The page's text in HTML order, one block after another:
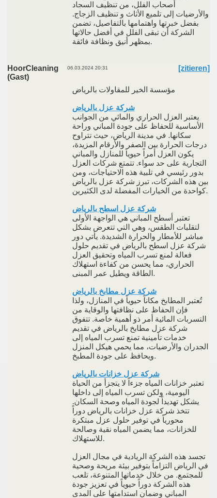
أصحاب الفلل، من تنظيف السجاد
والأرضيات إلى تلميع الأثاث و تنظيف الزجاج.
بفضل خبرتها واهتمامها بالتفاصيل، تضمن
الشركة أن تبقى الفلل في أفضل حالاتها
بمظهر أنيق ونظافة فائقة.
HoorCleaning
(Gast)
06.03.2024 20:31 [zitieren]
مؤسسة الخير للمقاولات بالرياض
شركة عزل بالرياض
يعتبر العزل الحراري والمائي من الجوانب
الأساسية للحفاظ على جودة المباني وراحة
سكانها. في مدينة الرياض، حيث تتراوح
درجات الحرارة بين الصفر والأرقام المزيدة،
يكون العزل أمراً حيوياً للمنازل والمباني
التجارية على حد سواء. تتمتع شركات العزل
بدور رئيسي في تلبية هذه الاحتياجات، ومن
بين هذه الشركات، تبرز شركة عزل بالرياض
كواحدة من الخيارات المفضلة لدى الكثيرين.
شركة عزل اسطح بالرياض
تعتبر أسطح المباني هي الواجهة الأولى
لتقلبات الطقس، وهي التي تتعرض بشكل
مباشر للأمطار والحرارة الشديدة. يأتي دور
شركة عزل اسطح بالرياض في تقديم حلول
فعالة لمنع تسرب المياه وتحقيق العزل
الحراري، مما يحسن من كفاءة استهلاك
الطاقة ويطيل عمر المبنى.
شركة عزل مطابخ بالرياض
تُعتبر المطابخ مكاناً حيوياً في المنازل، ولذا
فإن الحفاظ على نظافتها والوقاية من
التسربات المائية أمر ذو أهمية خاصة. تتفوق
شركة عزل مطابخ بالرياض في تقديم
خدمات تأمينية تمنع تسرب المياه إلى
الجدران والأرضيات، مما يحمي هيكل المنزل
ويحافظ على جودة المطبخ.
شركة عزل خزانات بالرياض
تعتبر خزانات المياه جزءاً لا يتجزأ من الحياة
اليومية، ولكن تسرب المياه إلى داخلها
يشكل تهديداً لجودة المياه وصحة السكان.
تتخذ شركة عزل خزانات بالرياض دوراً
محورياً في توفير حلول عزل مبتكرة
للخزانات، مما يضمن المياه نقية وصالحة
للاستهلاك.
تجسد هذه الشركة الريادية في مجال العزل
في الرياض التزاماً بتوفير بيئة مريحة وصحية
للمجتمع. من خلال خدماتها المتنوعة، تلعب
هذه الشركة دوراً حيوياً في تعزيز جودة
المباني وضمان استدامتها على المدى